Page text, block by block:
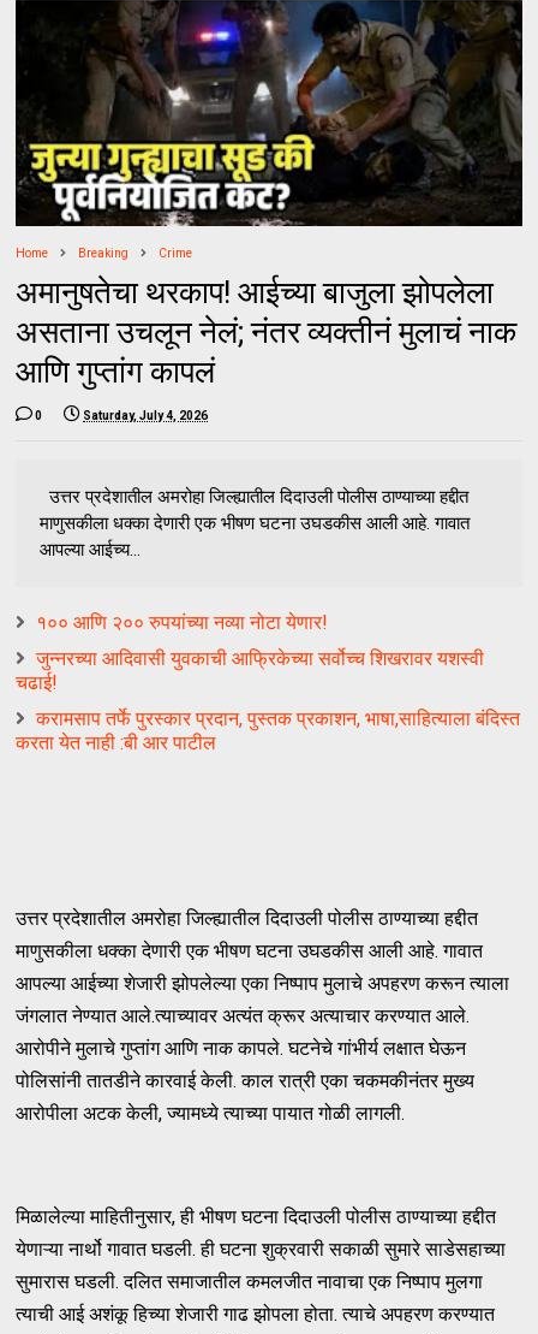
Home Breaking Crime
अमानुषतेचा थरकाप! आईच्या बाजुला झोपलेला
असताना उचलून नेलं; नंतर व्यक्तीनं मुलाचं नाक
आणि गुप्तांग कापलं
0 Saturday, July 4, 2026
उत्तर प्रदेशातील अमरोहा जिल्ह्यातील दिदाउली पोलीस ठाण्याच्या हद्दीत
माणुसकीला धक्का देणारी एक भीषण घटना उघडकीस आली आहे. गावात
आपल्या आईच्य...
१०० आणि २०० रुपयांच्या नव्या नोटा येणार!
जुन्नरच्या आदिवासी युवकाची आफ्रिकेच्या सर्वोच्च शिखरावर यशस्वी
चढाई!
करामसाप तर्फे पुरस्कार प्रदान, पुस्तक प्रकाशन, भाषा,साहित्याला बंदिस्त
करता येत नाही :बी आर पाटील
उत्तर प्रदेशातील अमरोहा जिल्ह्यातील दिदाउली पोलीस ठाण्याच्या हद्दीत
माणुसकीला धक्का देणारी एक भीषण घटना उघडकीस आली आहे. गावात
आपल्या आईच्या शेजारी झोपलेल्या एका निष्पाप मुलाचे अपहरण करून त्याला
जंगलात नेण्यात आले.त्याच्यावर अत्यंत क्रूर अत्याचार करण्यात आले.
आरोपीने मुलाचे गुप्तांग आणि नाक कापले. घटनेचे गांभीर्य लक्षात घेऊन
पोलिसांनी तातडीने कारवाई केली. काल रात्री एका चकमकीनंतर मुख्य
आरोपीला अटक केली, ज्यामध्ये त्याच्या पायात गोळी लागली.
मिळालेल्या माहितीनुसार, ही भीषण घटना दिदाउली पोलीस ठाण्याच्या हद्दीत
येणाऱ्या नार्थो गावात घडली. ही घटना शुक्रवारी सकाळी सुमारे साडेसहाच्या
सुमारास घडली. दलित समाजातील कमलजीत नावाचा एक निष्पाप मुलगा
त्याची आई अशंकू हिच्या शेजारी गाढ झोपला होता. त्याचे अपहरण करण्यात